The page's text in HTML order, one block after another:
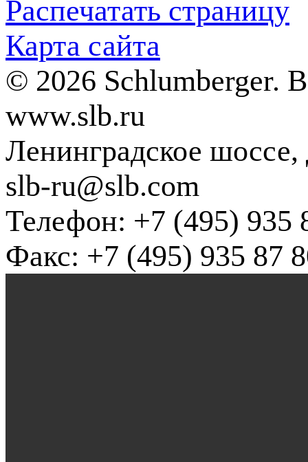
Распечатать страницу
Карта сайта
© 2026 Schlumberger.
www.slb.ru
Ленинградское
slb-ru@slb.com
Телефон: +7 (495) 935
Факс: +7 (495) 935 87